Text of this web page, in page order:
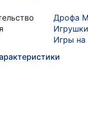
Дрофа
Игры на